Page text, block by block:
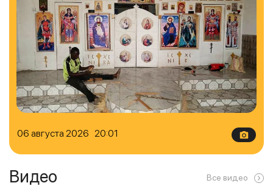
06 августа 2026 20:01
Видео Все видео